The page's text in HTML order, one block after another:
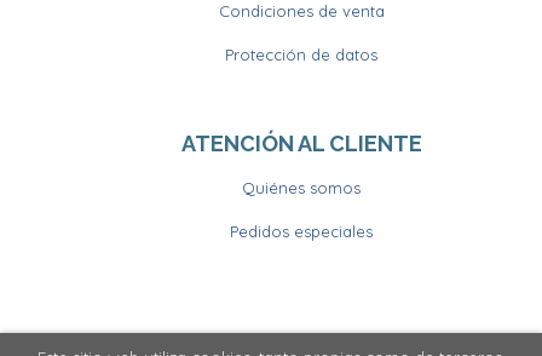
Condiciones de venta
Protección de datos
ATENCIÓN AL CLIENTE
Quiénes somos
Pedidos especiales